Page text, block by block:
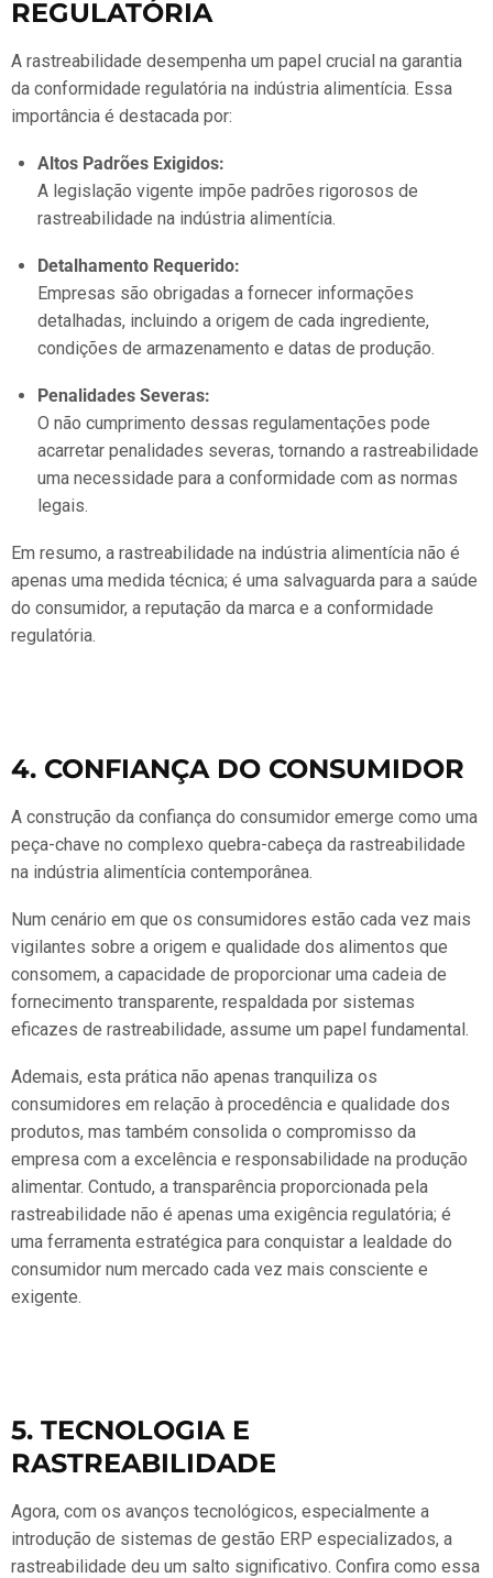
REGULATÓRIA
A rastreabilidade desempenha um papel crucial na garantia
da conformidade regulatória na indústria alimentícia. Essa
importância é destacada por:
Altos Padrões Exigidos:
A legislação vigente impõe padrões rigorosos de
rastreabilidade na indústria alimentícia.
Detalhamento Requerido:
Empresas são obrigadas a fornecer informações
detalhadas, incluindo a origem de cada ingrediente,
condições de armazenamento e datas de produção.
Penalidades Severas:
O não cumprimento dessas regulamentações pode
acarretar penalidades severas, tornando a rastreabilidade
uma necessidade para a conformidade com as normas
legais.
Em resumo, a rastreabilidade na indústria alimentícia não é
apenas uma medida técnica; é uma salvaguarda para a saúde
do consumidor, a reputação da marca e a conformidade
regulatória.
4. CONFIANÇA DO CONSUMIDOR
A construção da confiança do consumidor emerge como uma
peça-chave no complexo quebra-cabeça da rastreabilidade
na indústria alimentícia contemporânea.
Num cenário em que os consumidores estão cada vez mais
vigilantes sobre a origem e qualidade dos alimentos que
consomem, a capacidade de proporcionar uma cadeia de
fornecimento transparente, respaldada por sistemas
eficazes de rastreabilidade, assume um papel fundamental.
Ademais, esta prática não apenas tranquiliza os
consumidores em relação à procedência e qualidade dos
produtos, mas também consolida o compromisso da
empresa com a excelência e responsabilidade na produção
alimentar. Contudo, a transparência proporcionada pela
rastreabilidade não é apenas uma exigência regulatória; é
uma ferramenta estratégica para conquistar a lealdade do
consumidor num mercado cada vez mais consciente e
exigente.
5. TECNOLOGIA E
RASTREABILIDADE
Agora, com os avanços tecnológicos, especialmente a
introdução de sistemas de gestão ERP especializados, a
rastreabilidade deu um salto significativo. Confira como essa